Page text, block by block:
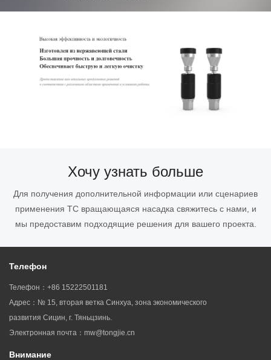
Хочу узнать больше
Для получения дополнительной информации или сценариев
применения TC вращающаяся насадка свяжитесь с нами, и
мы предоставим подходящие решения для вашего проекта.
Телефон
Телефон：+86 15222501181
Адрес：№ 15, вторая ветка Синхуа, зона экономического
развития Сицин, г. Тяньцзинь.
Электронная почта：mw@tongjie.cn
Внимание